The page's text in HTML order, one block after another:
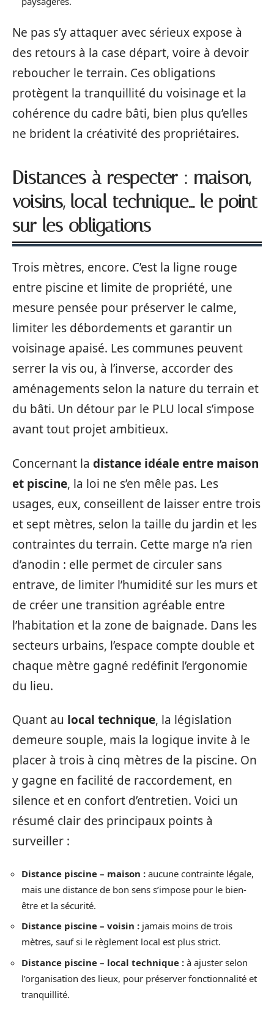
Ne pas s’y attaquer avec sérieux expose à
des retours à la case départ, voire à devoir
reboucher le terrain. Ces obligations
protègent la tranquillité du voisinage et la
cohérence du cadre bâti, bien plus qu’elles
ne brident la créativité des propriétaires.
Distances à respecter : maison,
voisins, local technique… le point
sur les obligations
Trois mètres, encore. C’est la ligne rouge
entre piscine et limite de propriété, une
mesure pensée pour préserver le calme,
limiter les débordements et garantir un
voisinage apaisé. Les communes peuvent
serrer la vis ou, à l’inverse, accorder des
aménagements selon la nature du terrain et
du bâti. Un détour par le PLU local s’impose
avant tout projet ambitieux.
Concernant la distance idéale entre maison
et piscine, la loi ne s’en mêle pas. Les
usages, eux, conseillent de laisser entre trois
et sept mètres, selon la taille du jardin et les
contraintes du terrain. Cette marge n’a rien
d’anodin : elle permet de circuler sans
entrave, de limiter l’humidité sur les murs et
de créer une transition agréable entre
l’habitation et la zone de baignade. Dans les
secteurs urbains, l’espace compte double et
chaque mètre gagné redéfinit l’ergonomie
du lieu.
Quant au local technique, la législation
demeure souple, mais la logique invite à le
placer à trois à cinq mètres de la piscine. On
y gagne en facilité de raccordement, en
silence et en confort d’entretien. Voici un
résumé clair des principaux points à
surveiller :
Distance piscine – maison : aucune contrainte légale,
mais une distance de bon sens s’impose pour le bien-
être et la sécurité.
Distance piscine – voisin : jamais moins de trois
mètres, sauf si le règlement local est plus strict.
Distance piscine – local technique : à ajuster selon
l’organisation des lieux, pour préserver fonctionnalité et
tranquillité.